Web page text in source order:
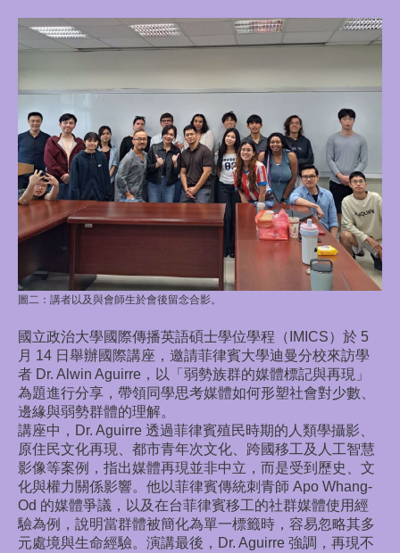
圖二： 講者以及與會師生於會後留念合影。
國立政治大學國際傳播英語碩士學位學程（IMICS）於 5
月 14 日舉辦國際講座，邀請菲律賓大學迪曼分校來訪學
者 Dr. Alwin Aguirre，以「弱勢族群的媒體標記與再現」
為題進行分享，帶領同學思考媒體如何形塑社會對少數、
邊緣與弱勢群體的理解。
講座中，Dr. Aguirre 透過菲律賓殖民時期的人類學攝影、
原住民文化再現、都市青年次文化、跨國移工及人工智慧
影像等案例，指出媒體再現並非中立，而是受到歷史、文
化與權力關係影響。他以菲律賓傳統刺青師 Apo Whang-
Od 的媒體爭議，以及在台菲律賓移工的社群媒體使用經
驗為例，說明當群體被簡化為單一標籤時，容易忽略其多
元處境與生命經驗。演講最後，Dr. Aguirre 強調，再現不